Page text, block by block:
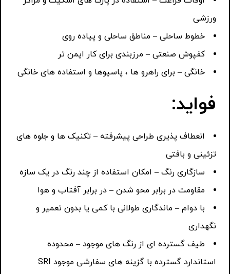
ورزشی
خطوط ساحلی – مناطق ساحلی و پیاده روی
کفپوش صنعتی – مرزبندی برای کار ایمن تر
خانگی – برای راهرو ها ، پاسیوها و استفاده های خانگی
فواید:
انعطاف پذیری طراحی پیشرفته – تکنیک ها و جلوه های
تزئینی و بافتی
سازگاری رنگ – امکان استفاده از چند رنگ در یک سازه
مقاومت در برابر محو شدن – در برابر آفتاب و هوا
با دوام – ماندگاری طولانی با کمی یا بدون تعمیر و
نگهداری
طیف گسترده ای از رنگ های موجود – محدوده
استاندارد گسترده با گزینه های سفارشی موجود SRI